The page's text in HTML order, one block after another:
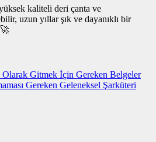
kaliteli deri çanta ve
uzun yıllar şık ve dayanıklı bir
Olarak Gitmek İçin Gereken Belgeler
Gereken Geleneksel Şarküteri